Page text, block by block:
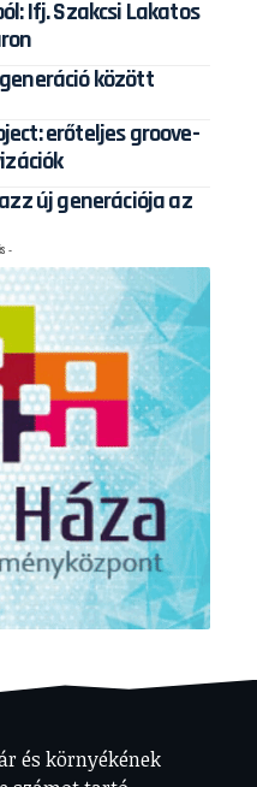
Ifj. Szakcsi Lakatos
között
erőteljes groove-
új generációja az
-
és környékének